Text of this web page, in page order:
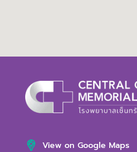
View on Google Maps